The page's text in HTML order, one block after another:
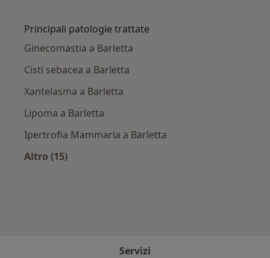
Principali patologie trattate
Ginecomastia a Barletta
Cisti sebacea a Barletta
Xantelasma a Barletta
Lipoma a Barletta
Ipertrofia Mammaria a Barletta
Altro (15)
Servizi